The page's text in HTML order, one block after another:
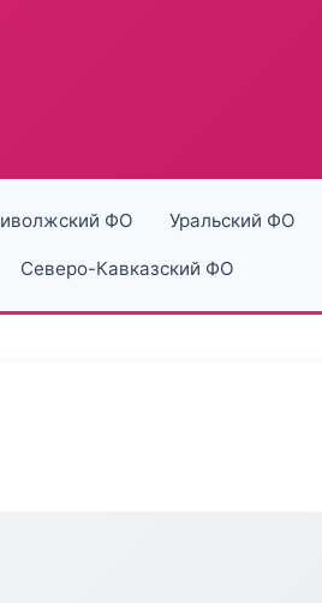
ФО Уральский ФО
Северо-Кавказский ФО